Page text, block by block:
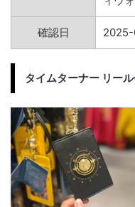
確認日
タイムターナー リー